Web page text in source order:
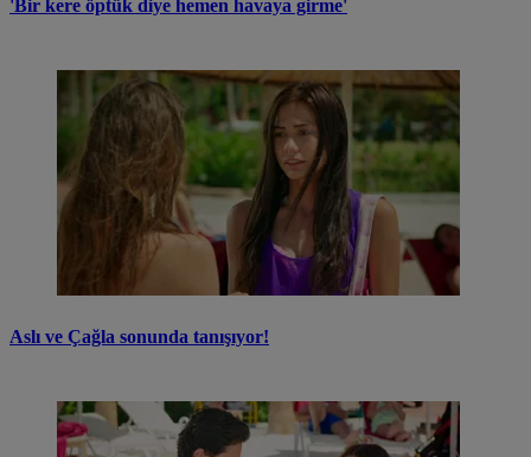
'Bir kere öptük diye hemen havaya girme'
Aslı ve Çağla sonunda tanışıyor!